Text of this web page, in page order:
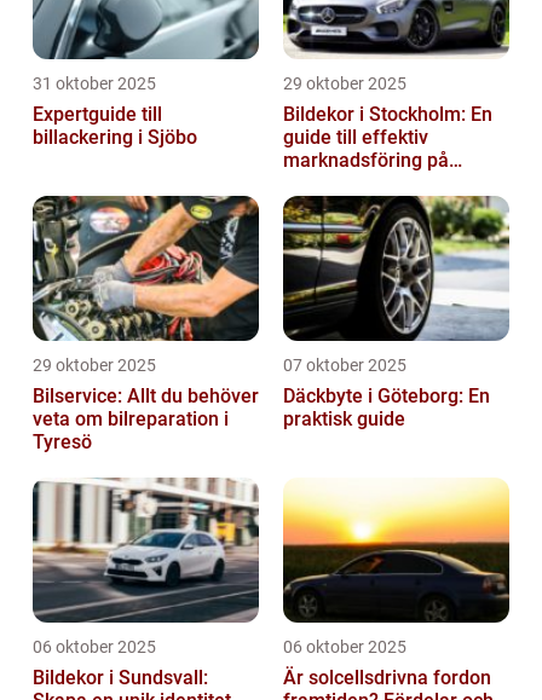
31 oktober 2025
Expertguide till
billackering i Sjöbo
29 oktober 2025
Bildekor i Stockholm: En
guide till effektiv
marknadsföring på
29 oktober 2025
Bilservice: Allt du behöver
veta om bilreparation i
Tyresö
07 oktober 2025
Däckbyte i Göteborg: En
praktisk guide
06 oktober 2025
Bildekor i Sundsvall:
06 oktober 2025
Är solcellsdrivna fordon